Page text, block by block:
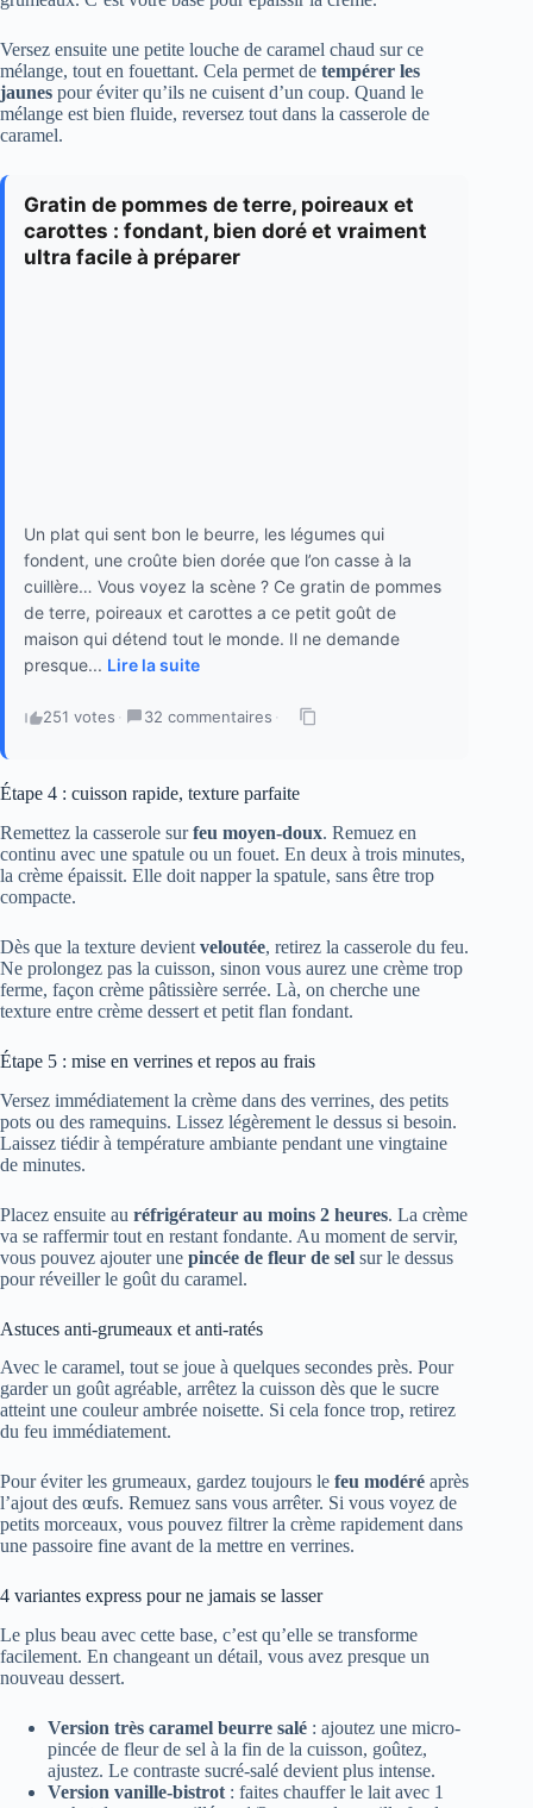
Versez ensuite une petite louche de caramel chaud sur ce
mélange, tout en fouettant. Cela permet de tempérer les
jaunes pour éviter qu’ils ne cuisent d’un coup. Quand le
mélange est bien fluide, reversez tout dans la casserole de
caramel.
Gratin de pommes de terre, poireaux et
carottes : fondant, bien doré et vraiment
ultra facile à préparer
Un plat qui sent bon le beurre, les légumes qui
fondent, une croûte bien dorée que l’on casse à la
cuillère… Vous voyez la scène ? Ce gratin de pommes
de terre, poireaux et carottes a ce petit goût de
maison qui détend tout le monde. Il ne demande
presque... Lire la suite
251 votes · 32 commentaires ·
Étape 4 : cuisson rapide, texture parfaite
Remettez la casserole surfeu moyen-doux. Remuez en
continu avec une spatule ou un fouet. En deux à trois minutes,
la crème épaissit. Elle doit napper la spatule, sans être trop
compacte.
Dès que la texture devient veloutée, retirez la casserole du feu.
Ne prolongez pas la cuisson, sinon vous aurez une crème trop
ferme, façon crème pâtissière serrée. Là, on cherche une
texture entre crème dessert et petit flan fondant.
Étape 5 : mise en verrines et repos au frais
Versez immédiatement la crème dans des verrines, des petits
pots ou des ramequins. Lissez légèrement le dessus si besoin.
Laissez tiédir à température ambiante pendant une vingtaine
de minutes.
Placez ensuite au réfrigérateur au moins 2 heures. La crème
va se raffermir tout en restant fondante. Au moment de servir,
vous pouvez ajouter une pincée de fleur de sel sur le dessus
pour réveiller le goût du caramel.
Astuces anti-grumeaux et anti-ratés
Avec le caramel, tout se joue à quelques secondes près. Pour
garder un goût agréable, arrêtez la cuisson dès que le sucre
atteint une couleur ambrée noisette. Si cela fonce trop, retirez
du feu immédiatement.
Pour éviter les grumeaux, gardez toujours le feu modéré après
l’ajout des œufs. Remuez sans vous arrêter. Si vous voyez de
petits morceaux, vous pouvez filtrer la crème rapidement dans
une passoire fine avant de la mettre en verrines.
4 variantes express pour ne jamais se lasser
Le plus beau avec cette base, c’est qu’elle se transforme
facilement. En changeant un détail, vous avez presque un
nouveau dessert.
Version très caramel beurre salé : ajoutez une micro-
pincée de fleur de sel à la fin de la cuisson, goûtez,
ajustez. Le contraste sucré-salé devient plus intense.
Version vanille-bistrot : faites chauffer le lait avec 1